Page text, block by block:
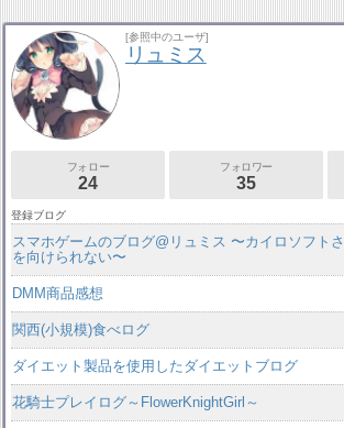
[参照中のユーザ]
リュミス
フォロー
24
フォロワー
35
登録ブログ
スマホゲームのブログ@リュミス 〜カイロソフト
を向けられない〜
DMM商品感想
関西(小規模)食べログ
ダイエット製品を使用したダイエットブログ
花騎士プレイログ～FlowerKnightGirl～